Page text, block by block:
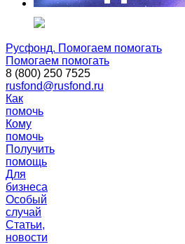
Русфонд. Помогаем помогать
Помогаем помогать
8 (800) 250 7525
rusfond@rusfond.ru
Как
помочь
Кому
помочь
Получить
помощь
Для
бизнеса
Особый
случай
Статьи,
новости